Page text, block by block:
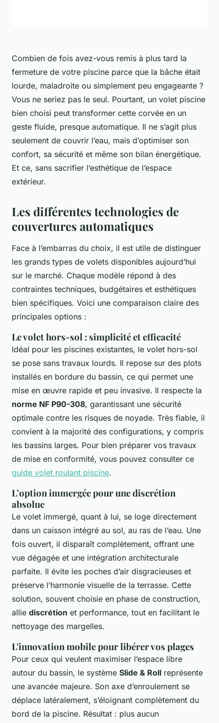
Combien de fois avez-vous remis à plus tard la
fermeture de votre piscine parce que la bâche était
lourde, maladroite ou simplement peu engageante ?
Vous ne seriez pas le seul. Pourtant, un volet piscine
bien choisi peut transformer cette corvée en un
geste fluide, presque automatique. Il ne s’agit plus
seulement de couvrir l’eau, mais d’optimiser son
confort, sa sécurité et même son bilan énergétique.
Et ce, sans sacrifier l’esthétique de l’espace
extérieur.
Les différentes technologies de
couvertures automatiques
Face à l’embarras du choix, il est utile de distinguer
les grands types de volets disponibles aujourd’hui
sur le marché. Chaque modèle répond à des
contraintes techniques, budgétaires et esthétiques
bien spécifiques. Voici une comparaison claire des
principales options :
Le volet hors-sol : simplicité et efficacité
Idéal pour les piscines existantes, le volet hors-sol
se pose sans travaux lourds. Il repose sur des plots
installés en bordure du bassin, ce qui permet une
mise en œuvre rapide et peu invasive. Il respecte la
norme NF P90-308, garantissant une sécurité
optimale contre les risques de noyade. Très fiable, il
convient à la majorité des configurations, y compris
les bassins larges. Pour bien préparer vos travaux
de mise en conformité, vous pouvez consulter ce
guide volet roulant piscine.
L’option immergée pour une discrétion
absolue
Le volet immergé, quant à lui, se loge directement
dans un caisson intégré au sol, au ras de l’eau. Une
fois ouvert, il disparaît complètement, offrant une
vue dégagée et une intégration architecturale
parfaite. Il évite les poches d’air disgracieuses et
préserve l’harmonie visuelle de la terrasse. Cette
solution, souvent choisie en phase de construction,
allie discrétion et performance, tout en facilitant le
nettoyage des margelles.
L'innovation mobile pour libérer vos plages
Pour ceux qui veulent maximiser l’espace libre
autour du bassin, le système Slide & Roll représente
une avancée majeure. Son axe d’enroulement se
déplace latéralement, s’éloignant complètement du
bord de la piscine. Résultat : plus aucun